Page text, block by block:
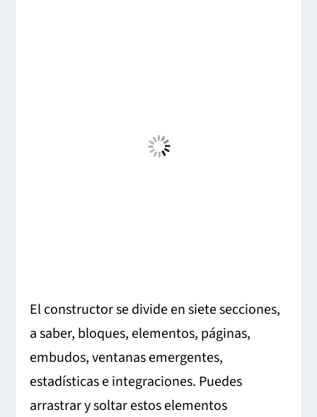
El constructor se divide en siete secciones,
a saber, bloques, elementos, páginas,
embudos, ventanas emergentes,
estadísticas e integraciones. Puedes
arrastrar y soltar estos elementos